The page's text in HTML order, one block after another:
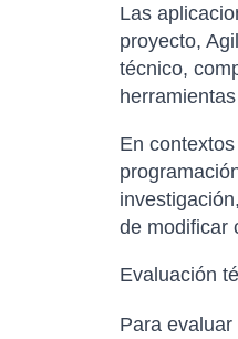
Las
proyecto,
técnico,
En
de modificar
Evaluación
Para